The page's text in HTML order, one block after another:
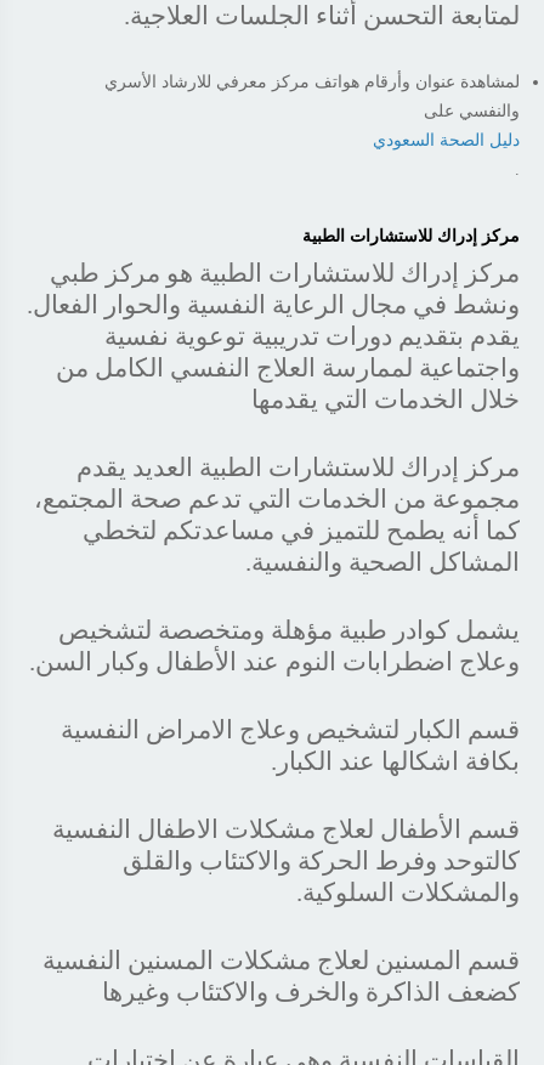
لمتابعة التحسن أثناء الجلسات العلاجية.
لمشاهدة عنوان وأرقام هواتف مركز معرفي للارشاد الأسري
والنفسي على
دليل الصحة السعودي
.
مركز إدراك للاستشارات الطبية
مركز إدراك للاستشارات الطبية هو مركز طبي
ونشط في مجال الرعاية النفسية والحوار الفعال.
يقدم بتقديم دورات تدريبية توعوية نفسية
واجتماعية لممارسة العلاج النفسي الكامل من
خلال الخدمات التي يقدمها
مركز إدراك للاستشارات الطبية العديد يقدم
مجموعة من الخدمات التي تدعم صحة المجتمع،
كما أنه يطمح للتميز في مساعدتكم لتخطي
المشاكل الصحية والنفسية.
يشمل كوادر طبية مؤهلة ومتخصصة لتشخيص
وعلاج اضطرابات النوم عند الأطفال وكبار السن.
قسم الكبار لتشخيص وعلاج الامراض النفسية
بكافة اشكالها عند الكبار.
قسم الأطفال لعلاج مشكلات الاطفال النفسية
كالتوحد وفرط الحركة والاكتئاب والقلق
والمشكلات السلوكية.
قسم المسنين لعلاج مشكلات المسنين النفسية
كضعف الذاكرة والخرف والاكتئاب وغيرها